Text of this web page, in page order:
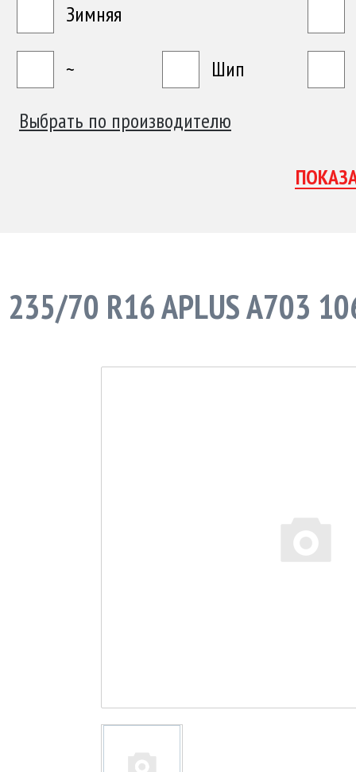
Зимняя
~
Шип
Выбрать по производителю
235/70 R16 APLUS A703